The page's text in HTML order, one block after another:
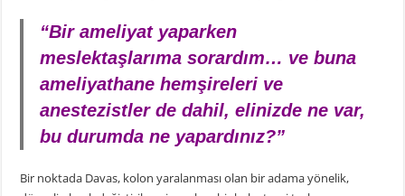
“Bir ameliyat yaparken
meslektaşlarıma sorardım… ve buna
ameliyathane hemşireleri ve
anestezistler de dahil, elinizde ne var,
bu durumda ne yapardınız?”
Bir noktada Davas, kolon yaralanması olan bir adama yönelik,